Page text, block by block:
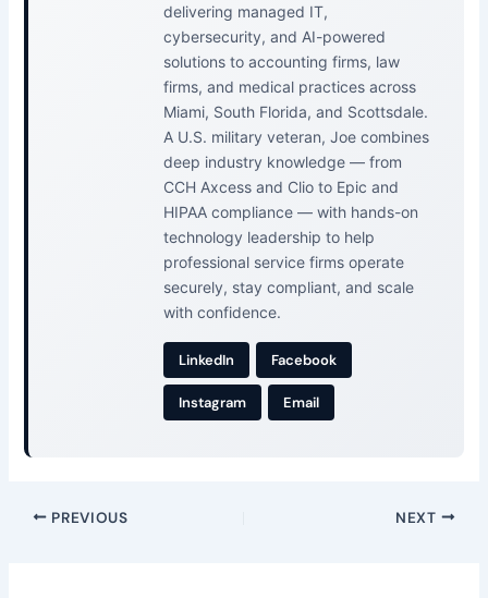
delivering managed IT,
cybersecurity, and AI-powered
solutions to accounting firms, law
firms, and medical practices across
Miami, South Florida, and Scottsdale.
A U.S. military veteran, Joe combines
deep industry knowledge — from
CCH Axcess and Clio to Epic and
HIPAA compliance — with hands-on
technology leadership to help
professional service firms operate
securely, stay compliant, and scale
with confidence.
LinkedIn Facebook
Instagram Email
PREVIOUS NEXT